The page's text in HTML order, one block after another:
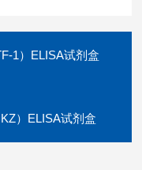
1）ELISA试剂盒
）ELISA试剂盒